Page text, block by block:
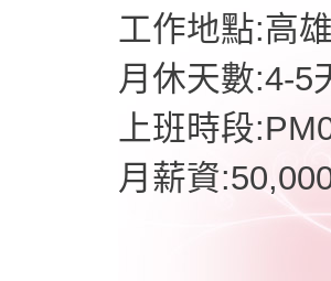
工作地點:高
月休天數:4-5
上班時段
月薪資